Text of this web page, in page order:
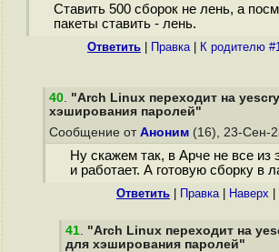
Ставить 500 сборок не лень, а
пакеты ставить - лень.
Ответить Правка| К родителю
40. "Arch Linux переходит на
хэширования паролей"
Сообщение от Аноним (16), 23-Сен-
Ну скажем так, в Арче не все из
и работает. А готовую сборку в
Ответить Правка| Наверх
41. "Arch Linux переходит на
для хэширования паролей"